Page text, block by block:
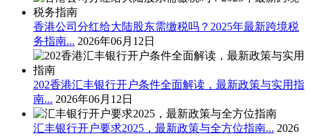
香港公司分红给大陆股东需缴税吗？2025年最新跨境税
务指南... 2026年06月12日
202香港汇丰银行开户条件全面解读，最新政策与实用指
南... 2026年06月12日
汇丰银行开户要求2025，最新政策与全方位指南... 2026